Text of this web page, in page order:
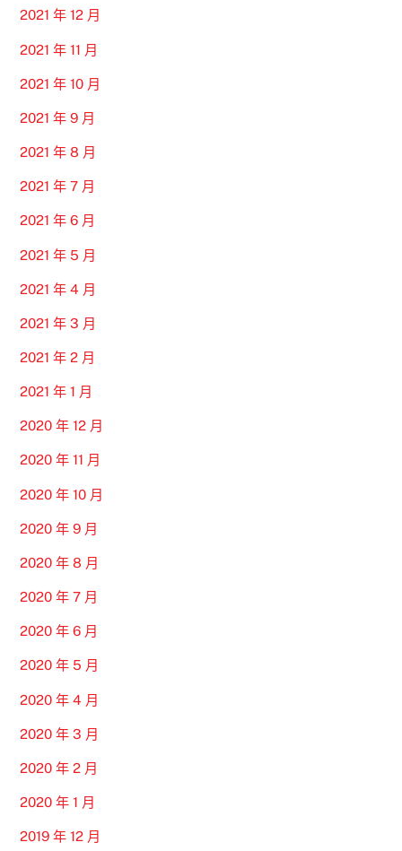
2021 年 12 月
2021 年 11 月
2021 年 10 月
2021 年 9 月
2021 年 8 月
2021 年 7 月
2021 年 6 月
2021 年 5 月
2021 年 4 月
2021 年 3 月
2021 年 2 月
2021 年 1 月
2020 年 12 月
2020 年 11 月
2020 年 10 月
2020 年 9 月
2020 年 8 月
2020 年 7 月
2020 年 6 月
2020 年 5 月
2020 年 4 月
2020 年 3 月
2020 年 2 月
2020 年 1 月
2019 年 12 月